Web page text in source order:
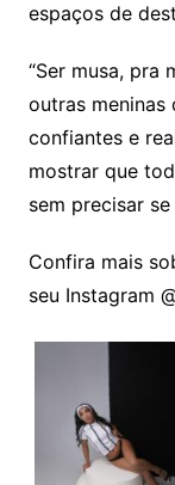
espaços de
“Ser musa, pra
outras meninas
confiantes e
mostrar que
sem precisar
Confira mais
seu Instagram